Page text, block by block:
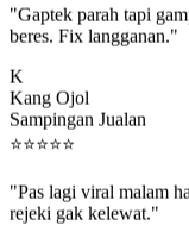
beres. Fix langganan."
Kang Ojol
Sampingan Jualan
⭐⭐⭐⭐⭐
rejeki gak kelewat."